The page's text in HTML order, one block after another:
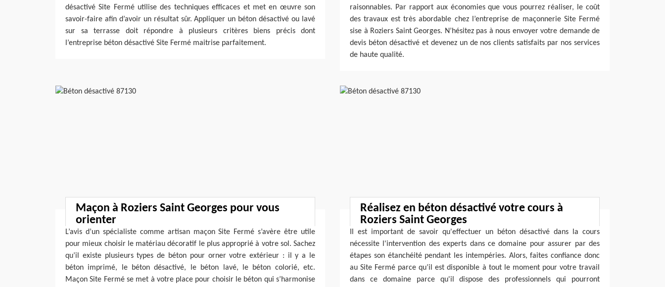
désactivé Site Fermé utilise des techniques efficaces et met en œuvre son
savoir-faire afin d’avoir un résultat sûr. Appliquer un béton désactivé ou lavé
sur sa terrasse doit répondre à plusieurs critères biens précis dont
l’entreprise béton désactivé Site Fermé maitrise parfaitement.
raisonnables. Par rapport aux économies que vous pourrez réaliser, le coût
des travaux est très abordable chez l’entreprise de maçonnerie Site Fermé
sise à Roziers Saint Georges. N’hésitez pas à nous envoyer votre demande de
devis béton désactivé et devenez un de nos clients satisfaits par nos services
de haute qualité.
Maçon à Roziers Saint Georges pour vous
orienter
L’avis d’un spécialiste comme artisan maçon Site Fermé s’avère être utile
pour mieux choisir le matériau décoratif le plus approprié à votre sol. Sachez
qu’il existe plusieurs types de béton pour orner votre extérieur : il y a le
béton imprimé, le béton désactivé, le béton lavé, le béton colorié, etc.
Maçon Site Fermé se met à votre place pour choisir le béton qui s’harmonise
Réalisez en béton désactivé votre cours à
Roziers Saint Georges
Il est important de savoir qu'effectuer un béton désactivé dans la cours
nécessite l'intervention des experts dans ce domaine pour assurer par des
étapes son étanchéité pendant les intempéries. Alors, faites confiance donc
au Site Fermé parce qu’il est disponible à tout le moment pour votre travail
dans ce domaine parce qu'il dispose des professionnels qui pourront